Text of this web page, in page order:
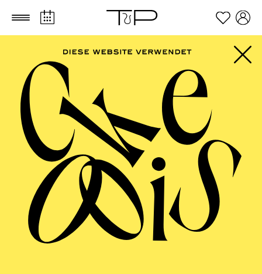
Zum Hauptinhalt springen Zum Footer springen